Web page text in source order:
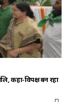
कहा-विपक्ष बन रहा